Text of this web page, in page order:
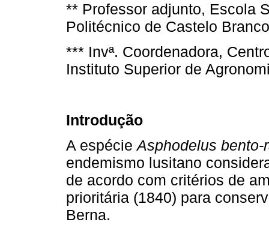
** Professor adjunto, Escola
Politécnico de Castelo
*** Invª. Coordenadora,
Instituto Superior de
Introdução
A espécieAsphodelus bento-
endemismo lusitano
de acordo com critérios de
prioritária (1840) para
Berna.